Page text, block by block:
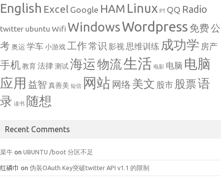
English Excel Google HAM Linux PT QQ Radio
twitter ubuntu Wifi WindowsWordpress 免费公
考奥运 学车小游戏 工作常识 影视 思维训练 成功学 房产
手机 教育法律测试海运物流生活 电影 电脑 电脑
应用 益智 真善美 短信 网站 网络 美文 股市 股票语
录 读书 随想
Recent Comments
菜牛 on UBUNTU /boot 分区不足
红磷巾 on 伪装OAuth Key突破twitter API v1.1 的限制